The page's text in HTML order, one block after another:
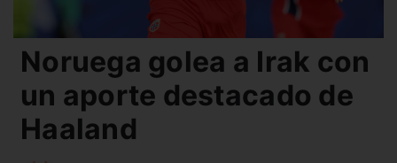
Noruega golea a Irak con
un aporte destacado de
Haaland